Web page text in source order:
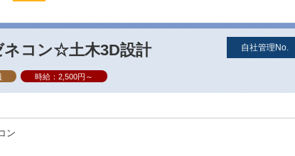
自社管理No.
ネコン☆土木3D設計
時給：2,500円～
ン